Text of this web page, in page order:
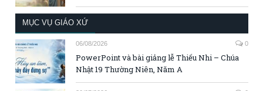
MỤC VỤ GIÁO XỨ
06/08/2026 0
PowerPoint và bài giảng lễ Thiếu Nhi – Chúa
Nhật 19 Thường Niên, Năm A